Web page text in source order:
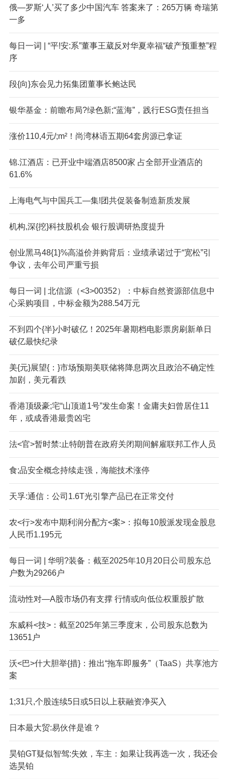
俄—罗斯‘人’买了多少中国汽车 答案来了：265万辆 奇瑞第
一多
每日一词 | “平!安:系”董事王葳反对华夏幸福“破产预重整”程
序
段{向}东会见力拓集团董事长鲍达民
银华基金：前瞻布局?绿色新;“蓝海”，践行ESG责任担当
涨价110,4元/;m²！尚湾林语五期64套房源已拿证
锦.江酒店：已开业中端酒店8500家 占全部开业酒店的
61.6%
上海电气与中国兵工—集!团共促装备制造新质发展
机构,深{挖}科技股机会 银行股调研热度提升
创业黑马48{1}%高溢价并购背后：业绩承诺过于“宽松”引
争议，去年公司严重亏损
每日一词 | 北信源（<3>00352）：中标自然资源部信息中
心采购项目，中标金额为288.54万元
不到四个{半}小时破亿！2025年暑期档电影票房刷新单日
破亿最快纪录
美{元}展望{：}市场预期美联储将降息两次且政治不确定性
加剧，美元看跌
香港顶级豪;宅“山顶道1号”发生命案！金庸夫妇曾居住11
年，或成香港最贵凶宅
法<官>暂时禁:止特朗普在政府关闭期间解雇联邦工作人员
食;品安全概念持续走强，海能技术涨停
天孚:通信：公司1.6T光引擎产品已在正常交付
农<行>发布中期利润分配方<案>：拟每10股派发现金股息
人民币1.195元
每日一词 | 华明?装备：截至2025年10月20日公司股东总
户数为29266户
流动性对—A股市场仍有支撑 行情或向低位权重股扩散
东威科<技>：截至2025年第三季度末，公司股东总数为
13651户
沃<巴>什大胆举{措}：推出“拖车即服务”（TaaS）共享池方
案
1;31只,个股连续5日或5日以上获融资净买入
日本最大贸:易伙伴是谁？
昊铂GT疑似智驾:失效，车主：如果让我再选一次，我还会
选昊铂